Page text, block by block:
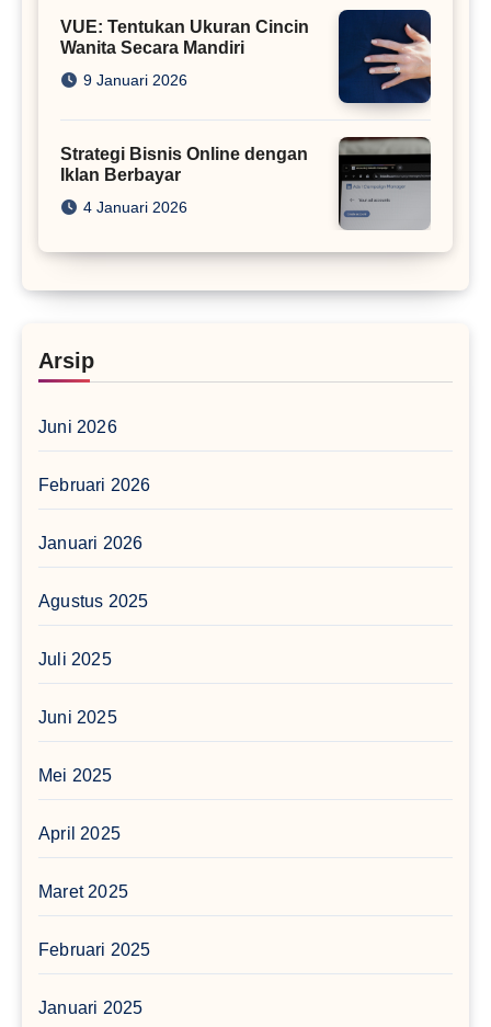
VUE: Tentukan Ukuran Cincin
Wanita Secara Mandiri
9 Januari 2026
Strategi Bisnis Online dengan
Iklan Berbayar
4 Januari 2026
Arsip
Juni 2026
Februari 2026
Januari 2026
Agustus 2025
Juli 2025
Juni 2025
Mei 2025
April 2025
Maret 2025
Februari 2025
Januari 2025